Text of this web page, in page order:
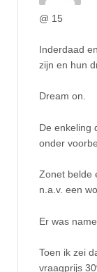
@ 15
Inderdaad
zijn en hun
Dream on.
De enkeling
onder
Zonet belde
n.a.v. een
Er was
Toen ik zei
vraagprijs